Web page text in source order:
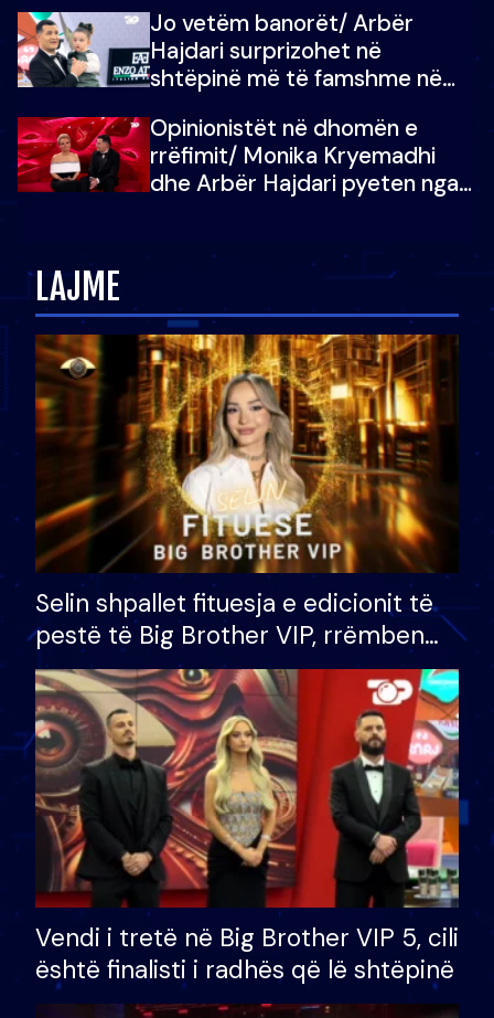
çoja luftën time deri në fund
Jo vetëm banorët/ Arbër
Hajdari surprizohet në
shtëpinë më të famshme në
vajzën e tij
Opinionistët në dhomën e
rrëfimit/ Monika Kryemadhi
dhe Arbër Hajdari pyeten nga
LAJME
Selin shpallet fituesja e edicionit të
pestë të Big Brother VIP, rrëmben
çmimin e madh prej 100 mijë eurosh
Vendi i tretë në Big Brother VIP 5, cili
është finalisti i radhës që lë shtëpinë